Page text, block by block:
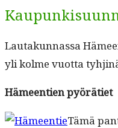
Lau­takun­nas­sa
yli kolme vuot­ta
Hämeen­tien pyörätiet
Tämä